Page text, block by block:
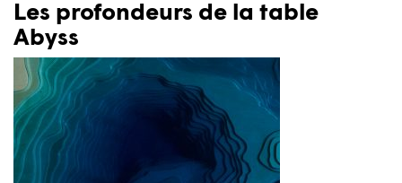
Les profondeurs de la table
Abyss